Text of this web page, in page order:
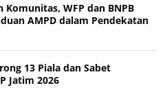
Komunitas, WFP dan BNPB
AMPD dalam Pendekatan
13 Piala dan Sabet
Jatim 2026